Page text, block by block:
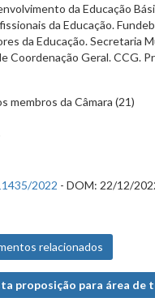
da Educação
da Educação.
da Educação. Secretaria
Coordenação Geral. CCG.
membros da Câmara (21)
2022 - DOM: 22/12/
relacionados
proposição para área de